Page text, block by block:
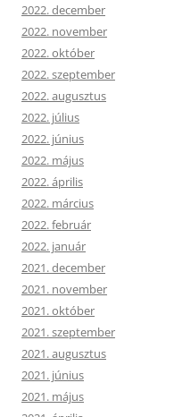
2022. december
2022. november
2022. október
2022. szeptember
2022. augusztus
2022. július
2022. június
2022. május
2022. április
2022. március
2022. február
2022. január
2021. december
2021. november
2021. október
2021. szeptember
2021. augusztus
2021. június
2021. május